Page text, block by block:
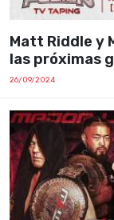
Matt Riddle y
las próximas
26/09/2024